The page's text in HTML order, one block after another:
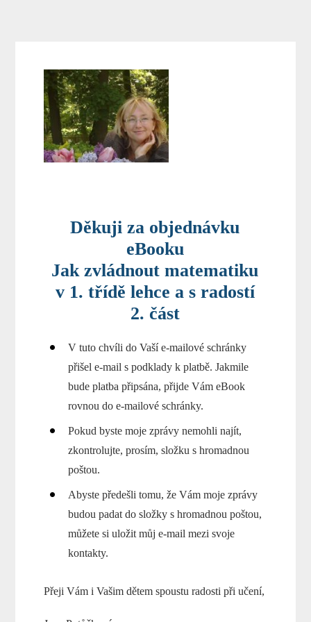
Děkuji za objednávku
eBooku
Jak zvládnout matematiku
v 1. třídě lehce a s radostí
2. část
V tuto chvíli do Vaší e-mailové schránky
přišel e-mail s podklady k platbě. Jakmile
bude platba připsána, přijde Vám eBook
rovnou do e-mailové schránky.
Pokud byste moje zprávy nemohli najít,
zkontrolujte, prosím, složku s hromadnou
poštou.
Abyste předešli tomu, že Vám moje zprávy
budou padat do složky s hromadnou poštou,
můžete si uložit můj e-mail mezi svoje
kontakty.
Přeji Vám i Vašim dětem spoustu radosti při učení,